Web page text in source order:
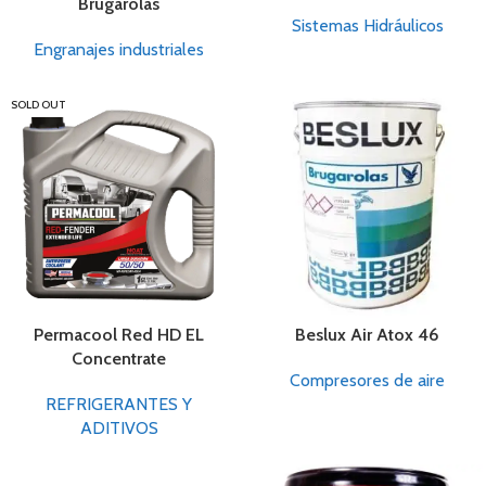
Engranajes industriales
Sistemas Hidráulicos
SOLD OUT
Permacool Red HD EL
Concentrate
REFRIGERANTES Y
ADITIVOS
Beslux Air Atox 46
Compresores de aire